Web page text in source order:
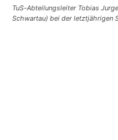
TuS-Abteilungsleiter Tobias
Schwartau) bei der letztjährigen